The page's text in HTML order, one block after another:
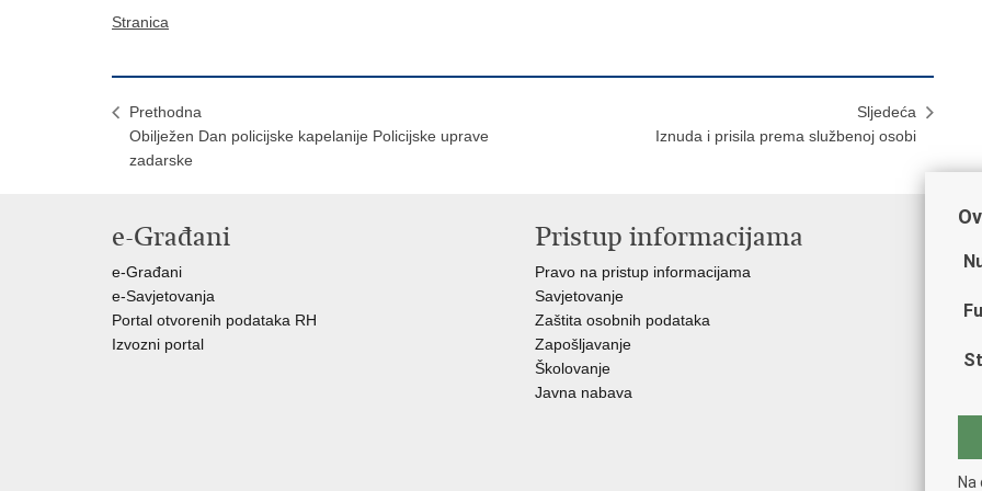
Stranica
Prethodna
Obilježen Dan policijske kapelanije Policijske uprave
zadarske
Sljedeća
Iznuda i prisila prema službenoj osobi
e-Građani
e-Građani
e-Savjetovanja
Portal otvorenih podataka RH
Izvozni portal
Pristup informacijama
Pravo na pristup informacijama
Savjetovanje
Zaštita osobnih podataka
Zapošljavanje
Školovanje
Javna nabava